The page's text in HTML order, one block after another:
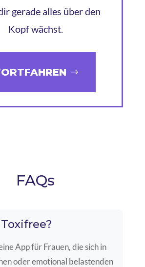
gerade alles über den
Kopf wächst.
FAQs
App für Frauen, die sich in
oder emotional belastenden